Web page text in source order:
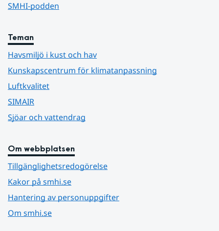
SMHI-podden
Teman
Havsmiljö i kust och hav
Kunskapscentrum för klimatanpassning
Luftkvalitet
SIMAIR
Sjöar och vattendrag
Om webbplatsen
Tillgänglighetsredogörelse
Kakor på smhi.se
Hantering av personuppgifter
Om smhi.se